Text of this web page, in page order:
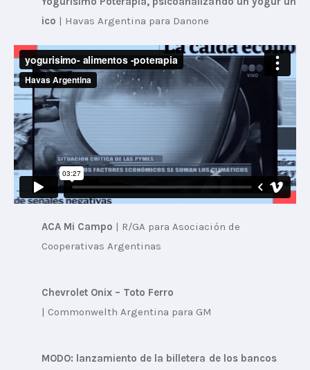
ico | Havas Argentina para Danone
ACA Mi Campo | R/GA para Asociación de
Cooperativas Argentinas
Chevrolet Onix – Toto Ferro
| Commonwelth Argentina para GM
MODO: lanzamiento de la billetera de los bancos